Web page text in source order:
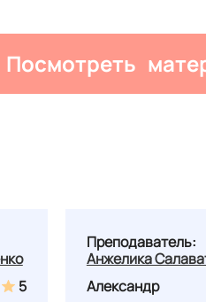
Посмотреть
5
Преподаватель:
Анжелика
Александр